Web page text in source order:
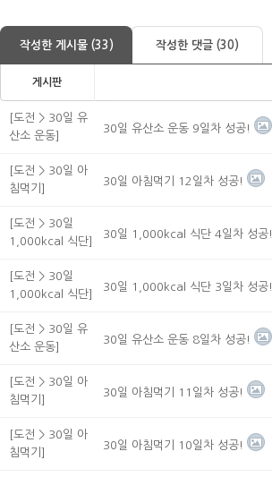
작성한 게시물 (33) 작성한 댓글 (30)
게시판
[도전 > 30일 유
산소 운동]
30일 유산소 운동 9일차 성공!
[도전 > 30일 아
침먹기]
30일 아침먹기 12일차 성공!
[도전 > 30일
1,000kcal 식단]
30일 1,000kcal 식단 4일차 성공!
[도전 > 30일
1,000kcal 식단]
30일 1,000kcal 식단 3일차 성공!
[도전 > 30일 유
산소 운동]
30일 유산소 운동 8일차 성공!
[도전 > 30일 아
침먹기]
30일 아침먹기 11일차 성공!
[도전 > 30일 아
침먹기]
30일 아침먹기 10일차 성공!